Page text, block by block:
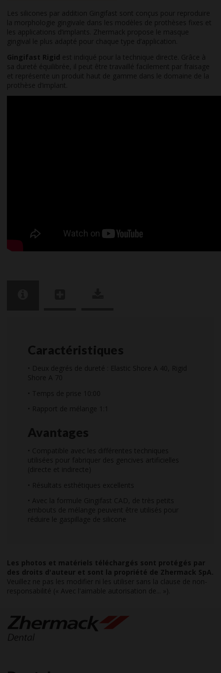
Les silicones par addition Gingifast sont conçus pour reproduire
la morphologie gingivale dans les modèles de prothèses fixes et
les applications d’implants. Zhermack propose le masque
gingival le plus adapté pour chaque type d’application.
Gingifast Rigid est indiqué pour la technique directe. Grâce à
sa dureté équilibrée, il peut être travaillé facilement par fraisage
et représente un produit haut de gamme dans le domaine de la
prothèse d’implant.
Caractéristiques
• Deux degrés de dureté : Elastic Shore A 40, Rigid
Shore A 70
• Temps de prise 10:00
• Rapport de mélange 1:1
Avantages
• Compatible avec les différentes techniques
utilisées pour fabriquer des gencives artificielles
(directe et indirecte)
• Résultats esthétiques excellents
• Avec la formule Gingifast CAD, de très petits
embouts de mélange peuvent être utilisés pour
réduire le gaspillage de silicone
Les photos et matériels téléchargés sont protégés par
des droits d'auteur et sont la propriété de Zhermack SpA.
Veuillez ne pas les modifier ni les utiliser sans la clause de non-
responsabilité (« Avec l'aimable autorisation de... »).